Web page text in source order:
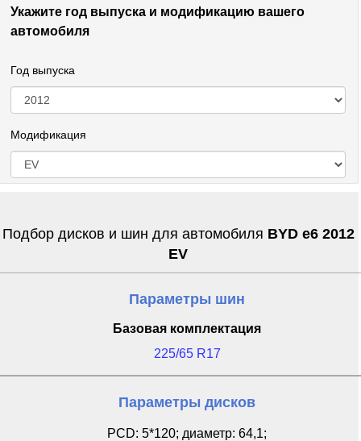
Укажите год выпуска и модификацию вашего
автомобиля
Год выпуска
Модификация
Подбор дисков и шин для автомобиля BYD e6 2012
EV
Параметры шин
Базовая комплектация
225/65 R17
Параметры дисков
PCD: 5*120; диаметр: 64,1;